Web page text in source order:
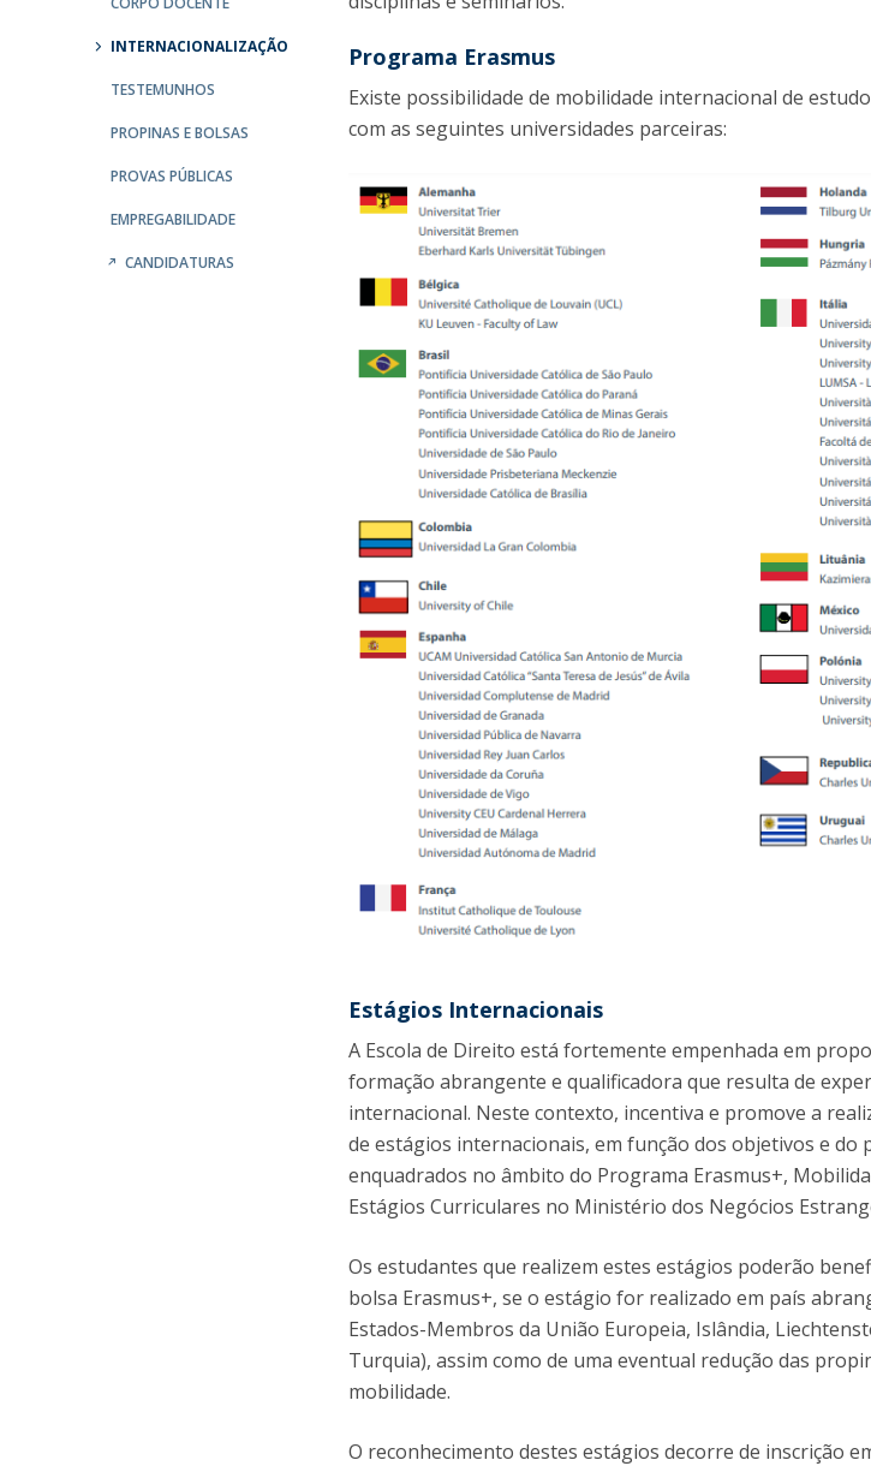
INTERNACIONALIZAÇÃO
TESTEMUNHOS
PROPINAS E BOLSAS
PROVAS PÚBLICAS
EMPREGABILIDADE
CANDIDATURAS
Programa Erasmus
Existe possibilidade de mobilidade internacional de
com as seguintes universidades parceiras:
Estágios Internacionais
A Escola de Direito está fortemente empenhada em
formação abrangente e qualificadora que resulta de
internacional. Neste contexto, incentiva e promove a
de estágios internacionais, em função dos objetivos e do
enquadrados no âmbito do Programa Erasmus+,
Estágios Curriculares no Ministério dos Negócios
Os estudantes que realizem estes estágios poderão
bolsa Erasmus+, se o estágio for realizado em país
Estados-Membros da União Europeia, Islândia,
Turquia), assim como de uma eventual redução das
mobilidade.
O reconhecimento destes estágios decorre de inscrição